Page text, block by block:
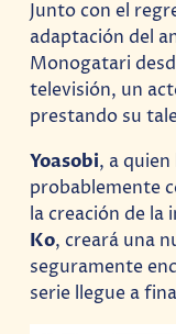
Junto con el
adaptación del
Monogatari
televisión, un
prestando su
Yoasobi, a
probablemente
la creación de la
Ko, creará una
seguramente
serie llegue a